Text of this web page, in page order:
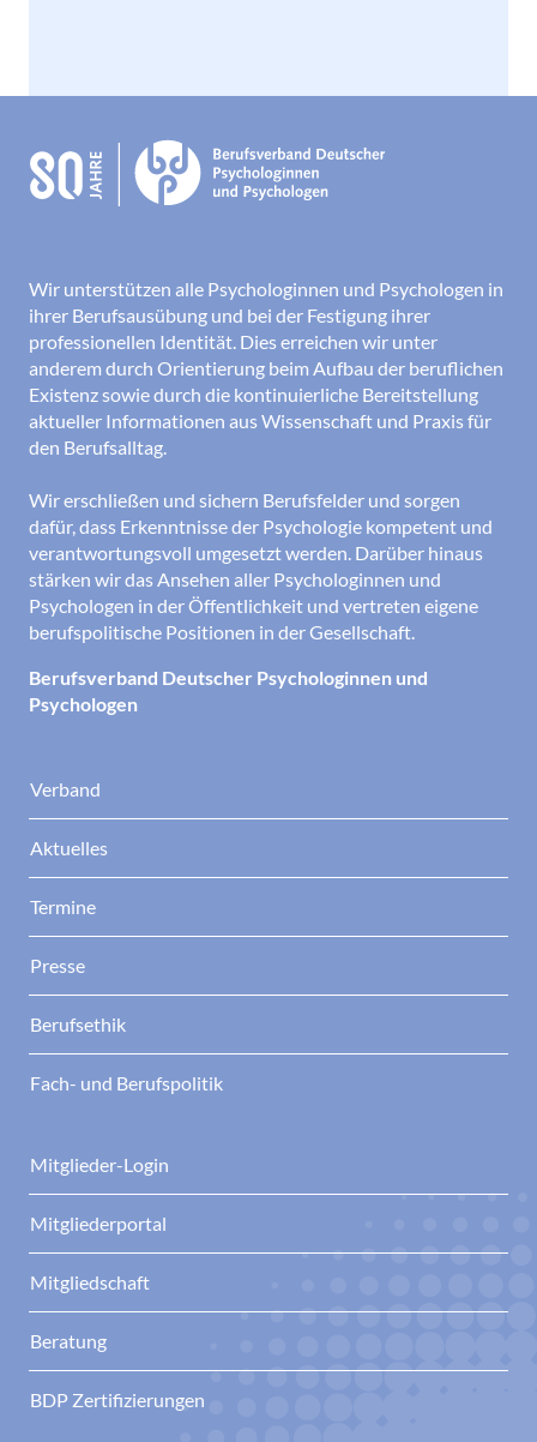
Wir unterstützen alle Psychologinnen und Psychologen in
ihrer Berufsausübung und bei der Festigung ihrer
professionellen Identität. Dies erreichen wir unter
anderem durch Orientierung beim Aufbau der beruflichen
Existenz sowie durch die kontinuierliche Bereitstellung
aktueller Informationen aus Wissenschaft und Praxis für
den Berufsalltag.
Wir erschließen und sichern Berufsfelder und sorgen
dafür, dass Erkenntnisse der Psychologie kompetent und
verantwortungsvoll umgesetzt werden. Darüber hinaus
stärken wir das Ansehen aller Psychologinnen und
Psychologen in der Öffentlichkeit und vertreten eigene
berufspolitische Positionen in der Gesellschaft.
Berufsverband Deutscher Psychologinnen und
Psychologen
Verband
Aktuelles
Termine
Presse
Berufsethik
Fach- und Berufspolitik
Mitglieder-Login
Mitgliederportal
Mitgliedschaft
Beratung
BDP Zertifizierungen